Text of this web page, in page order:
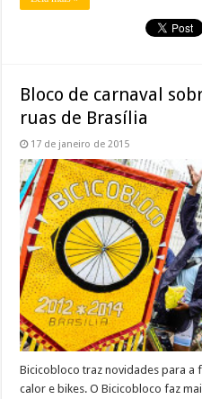
Bloco de carnaval
ruas de Brasília
17 de janeiro de 2015
Bicicobloco traz novidades para a
calor e bikes. O Bicicobloco faz